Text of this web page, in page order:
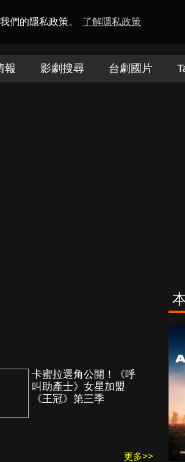
們的隱私政策。 了解隱私政策
報 影劇搜尋 台劇國片
卡蜜拉選角公開！《呼
叫助產士》女星加盟
《王冠》第三季
更多>>